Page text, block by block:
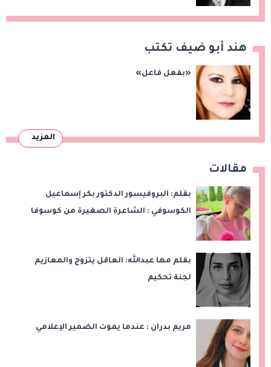
هند أبو ضيف تكتب
«بفعل فاعل»
المزيد
مقالات
بقلم: البروفيسور الدكتور بكر إسماعيل
الكوسوفي : الشاعرة الصغيرة من كوسوفا
بقلم مها عبدالله: العاقل يتزوج والمعازيم
لجنة تحكيم
مريم بدران : عندما يموت الضمير الإعلامي